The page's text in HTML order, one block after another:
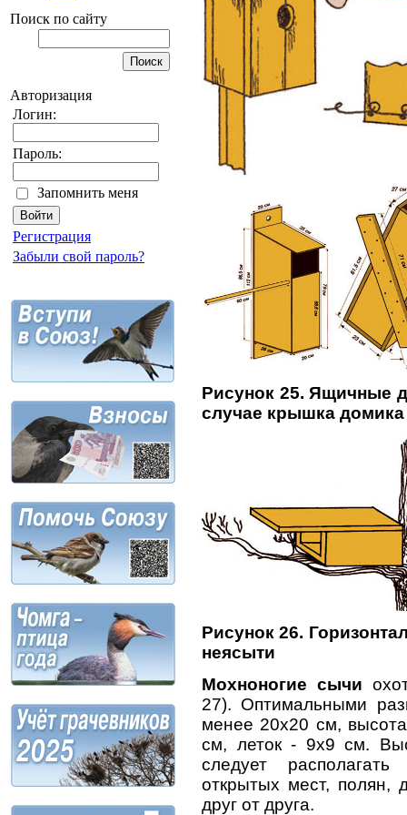
Поиск по сайту
Авторизация
Логин:
Пароль:
Запомнить меня
Регистрация
Забыли свой пароль?
Рисунок 25. Ящичные
случае крышка домика
Рисунок 26.
неясыти
Мохноногие сычи
27). Оптимальными
менее 20x20 см,
см, леток - 9x9 см.
следует
открытых мест, полян,
друг от друга.